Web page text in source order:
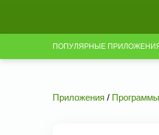
ПОПУЛЯРНЫЕ
Приложения / Программы